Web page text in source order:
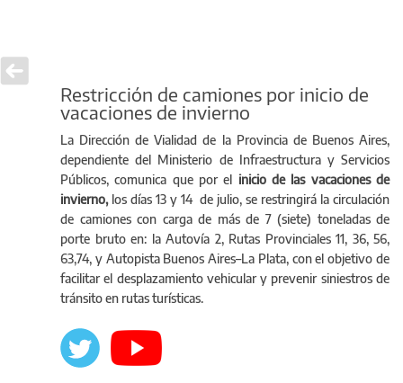
Restricción de camiones por inicio de
vacaciones de invierno
La Dirección de Vialidad de la Provincia de Buenos Aires,
dependiente del Ministerio de Infraestructura y Servicios
Públicos, comunica que por el inicio de las vacaciones de
invierno, los días 13 y 14 de julio, se restringirá la circulación
de camiones con carga de más de 7 (siete) toneladas de
porte bruto en: la Autovía 2, Rutas Provinciales 11, 36, 56,
63,74, y Autopista Buenos Aires–La Plata, con el objetivo de
facilitar el desplazamiento vehicular y prevenir siniestros de
tránsito en rutas turísticas.